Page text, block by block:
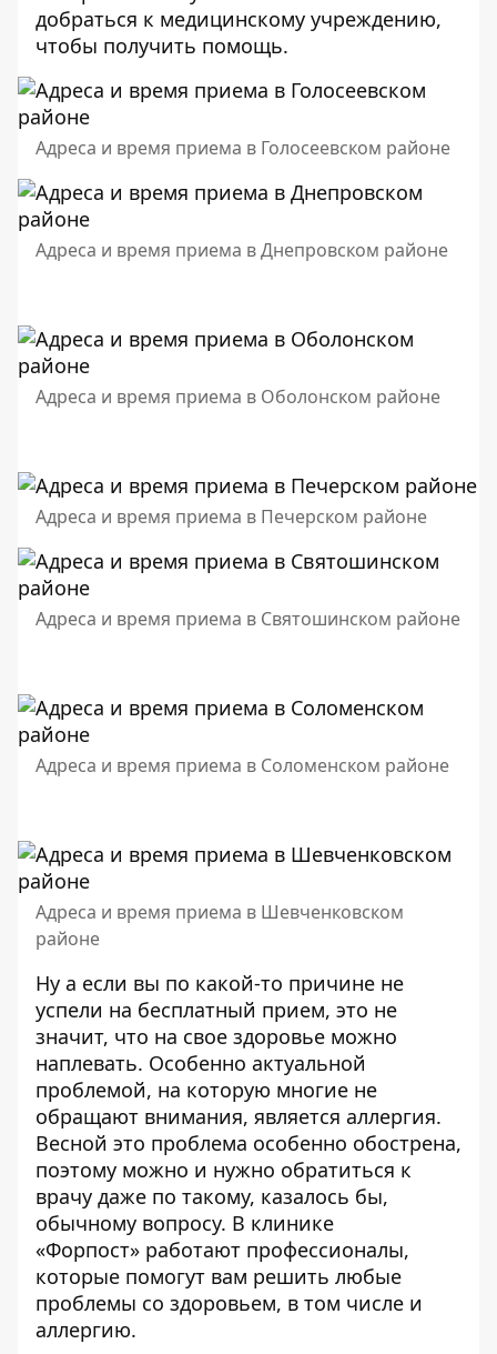
добраться к медицинскому учреждению,
чтобы получить помощь.
Адреса и время приема в Голосеевском районе
Адреса и время приема в Днепровском районе
Адреса и время приема в Оболонском районе
Адреса и время приема в Печерском районе
Адреса и время приема в Святошинском районе
Адреса и время приема в Соломенском районе
Адреса и время приема в Шевченковском
районе
Ну а если вы по какой-то причине не
успели на бесплатный прием, это не
значит, что на свое здоровье можно
наплевать. Особенно актуальной
проблемой, на которую многие не
обращают внимания, является аллергия.
Весной это проблема особенно обострена,
поэтому можно и нужно обратиться к
врачу даже по такому, казалось бы,
обычному вопросу. В клинике
«Форпост» работают профессионалы,
которые помогут вам решить любые
проблемы со здоровьем, в том числе и
аллергию.